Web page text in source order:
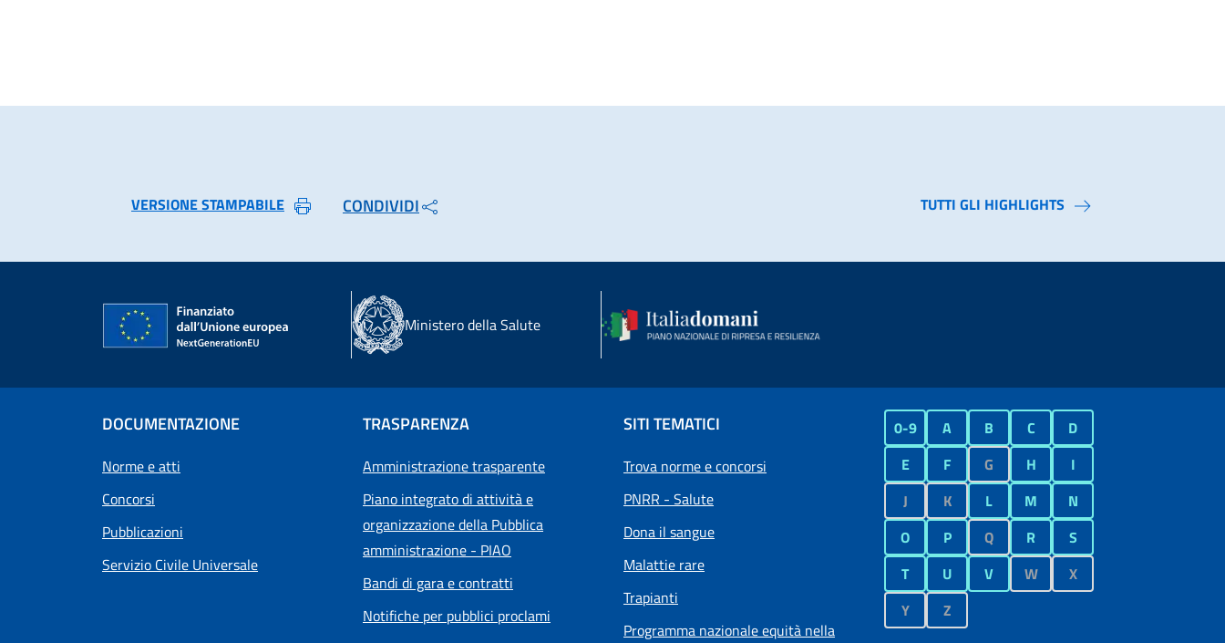
VERSIONE STAMPABILE CONDIVIDI TUTTI GLI HIGHLIGHTS
Ministero della Salute
DOCUMENTAZIONE
Norme e atti
Concorsi
Pubblicazioni
Servizio Civile Universale
TRASPARENZA
Amministrazione trasparente
Piano integrato di attività e
organizzazione della Pubblica
amministrazione - PIAO
Bandi di gara e contratti
Notifiche per pubblici proclami
SITI TEMATICI
Trova norme e concorsi
PNRR - Salute
Dona il sangue
Malattie rare
Trapianti
Programma nazionale equità nella
0-9 A B C
D
E
F G H
I
J
K L M
N
O
P Q R
S
T
U V W
X
Y
Z